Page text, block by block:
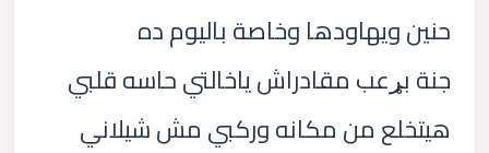
حنين ويهاودها وخاصة باليوم ده
جنة بړعب مقادراش ياخالتي حاسه قلبي
هيتخلع من مكانه وركبي مش شيلاني